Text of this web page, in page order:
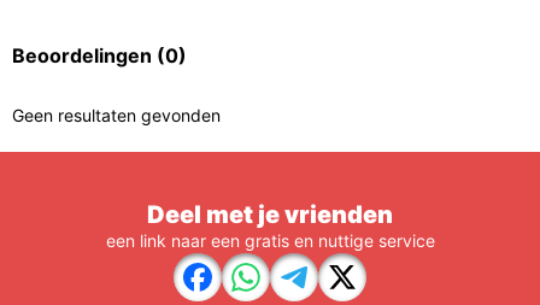
Beoordelingen (0)
Geen resultaten gevonden
Deel met je vrienden
een link naar een gratis en nuttige service